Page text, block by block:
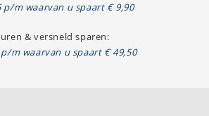
p/m waarvan u spaart € 9,90
& versneld sparen:
p/m waarvan u spaart € 49,50